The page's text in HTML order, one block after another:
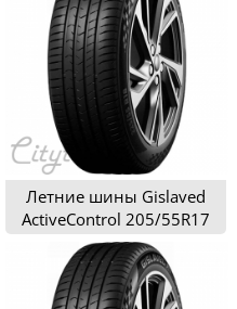
Летние шины Gislaved
ActiveControl 205/55R17